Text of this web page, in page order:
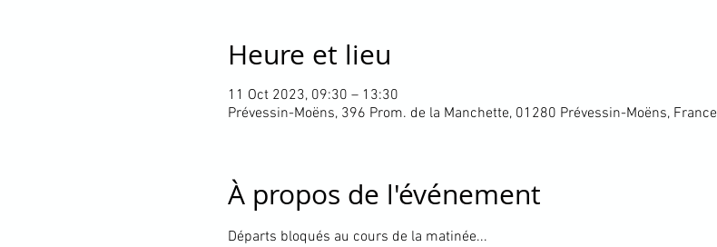
Heure et lieu
11 Oct 2023, 09:30 – 13:30
Prévessin-Moëns, 396 Prom. de la Manchette, 01280 Prévessin-Moëns, France
À propos de l'événement
Départs bloqués au cours de la matinée...